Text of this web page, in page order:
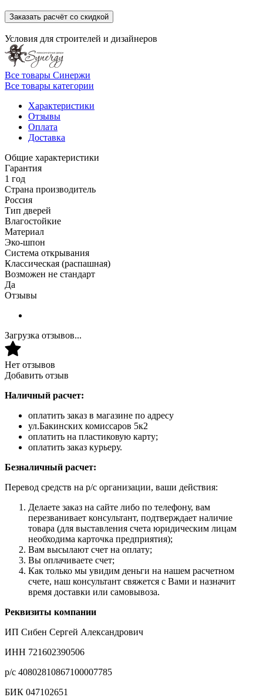
Заказать расчёт со скидкой
Условия для строителей и дизайнеров
Все товары Синержи
Все товары категории
Характеристики
Отзывы
Оплата
Доставка
Общие характеристики
Гарантия
1 год
Страна производитель
Россия
Тип дверей
Влагостойкие
Материал
Эко-шпон
Система открывания
Классическая (распашная)
Возможен не стандарт
Да
Отзывы
Загрузка отзывов...
Нет отзывов
Добавить отзыв
Наличный расчет:
оплатить заказ в магазине по адресу
ул.Бакинских комиссаров 5к2
оплатить на пластиковую карту;
оплатить заказ курьеру.
Безналичный расчет:
Перевод средств на р/с организации, ваши действия:
Делаете заказ на сайте либо по телефону, вам
перезванивает консультант, подтверждает наличие
товара (для выставления счета юридическим лицам
необходима карточка предприятия);
Вам высылают счет на оплату;
Вы оплачиваете счет;
Как только мы увидим деньги на нашем расчетном
счете, наш консультант свяжется с Вами и назначит
время доставки или самовывоза.
Реквизиты компании
ИП Сибен Сергей Александрович
ИНН 721602390506
р/с 40802810867100007785
БИК 047102651